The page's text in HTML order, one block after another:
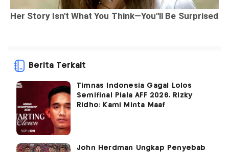
Berita Terkait
Timnas Indonesia Gagal Lolos
Semifinal Piala AFF 2026, Rizky
Ridho: Kami Minta Maaf
John Herdman Ungkap Penyebab